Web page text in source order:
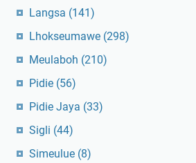
Langsa (141)
Lhokseumawe (298)
Meulaboh (210)
Pidie (56)
Pidie Jaya (33)
Sigli (44)
Simeulue (8)